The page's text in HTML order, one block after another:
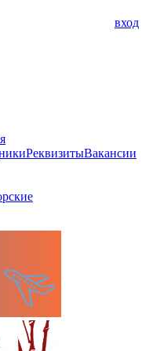
вход
РеквизитыВакансии